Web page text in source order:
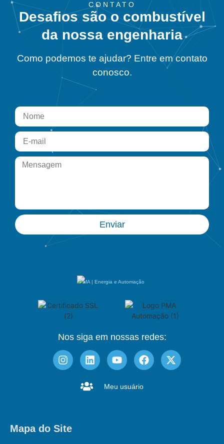
CONTATO
Desafios são o combustível
da nossa engenharia
Como podemos te ajudar? Entre em contato
conosco.
Enviar
PMA | Energia e Automação
Nos siga em nossas redes:
Meu usuário
Mapa do Site